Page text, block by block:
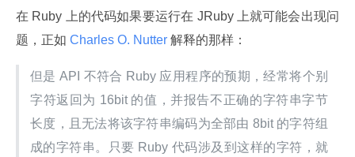
在 Ruby 上的代码如果要运行在 JRuby 上就可能会出现问
题，正如 Charles O. Nutter 解释的那样：
但是 API 不符合 Ruby 应用程序的预期，经常将个别
字符返回为 16bit 的值，并报告不正确的字符串字节
长度，且无法将该字符串编码为全部由 8bit 的字符组
成的字符串。只要 Ruby 代码涉及到这样的字符，就